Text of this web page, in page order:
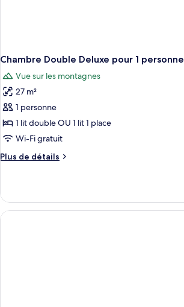
Chambre Double Deluxe pour 1 personne
Vue sur les montagnes
27 m²
1 personne
1 lit double OU 1 lit 1 place
Wi-Fi gratuit
Plus de détails
Plus
le
type
de